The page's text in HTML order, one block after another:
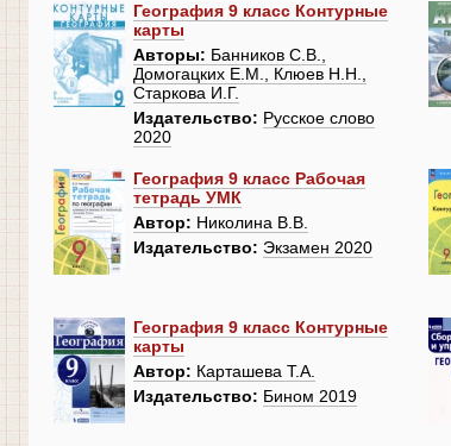
География 9 класс Контурные
карты
Авторы: Банников С.В.,
Домогацких Е.М., Клюев Н.Н.,
Старкова И.Г.
Издательство: Русское слово
2020
География 9 класс Рабочая
тетрадь УМК
Автор: Николина В.В.
Издательство: Экзамен 2020
География 9 класс Контурные
карты
Автор: Карташева Т.А.
Издательство: Бином 2019